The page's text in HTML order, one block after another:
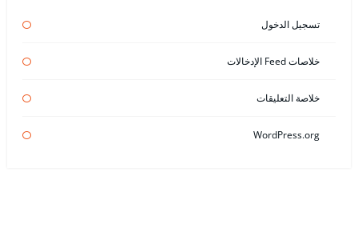
تسجيل الدخول
خلاصات Feed الإدخالات
خلاصة التعليقات
WordPress.org